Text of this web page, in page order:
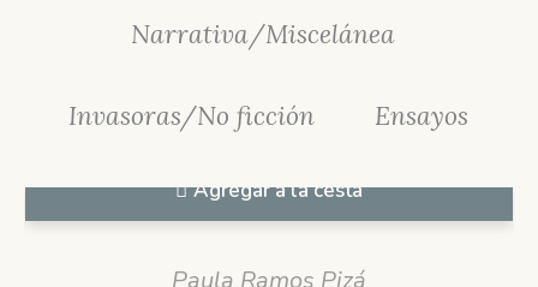
Narrativa/Miscelánea
Invasoras/No ficción Ensayos
Agregar a la cesta
Paula Ramos Pizá